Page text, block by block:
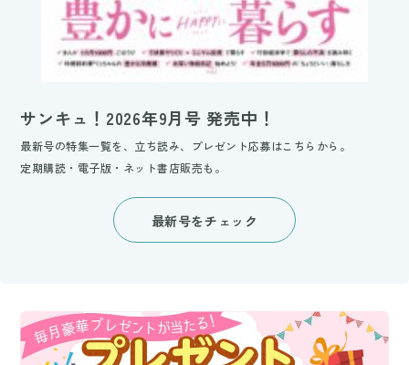
サンキュ！2026年9月号 発売中！
最新号の特集一覧を、立ち読み、プレゼント応募はこちらから。
定期購読・電子版・ネット書店販売も。
最新号をチェック